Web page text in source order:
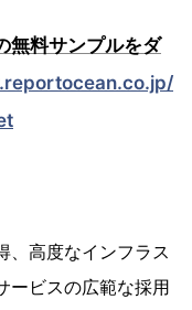
無料サンプルをダ
、高度なインフラス
ービスの広範な採用